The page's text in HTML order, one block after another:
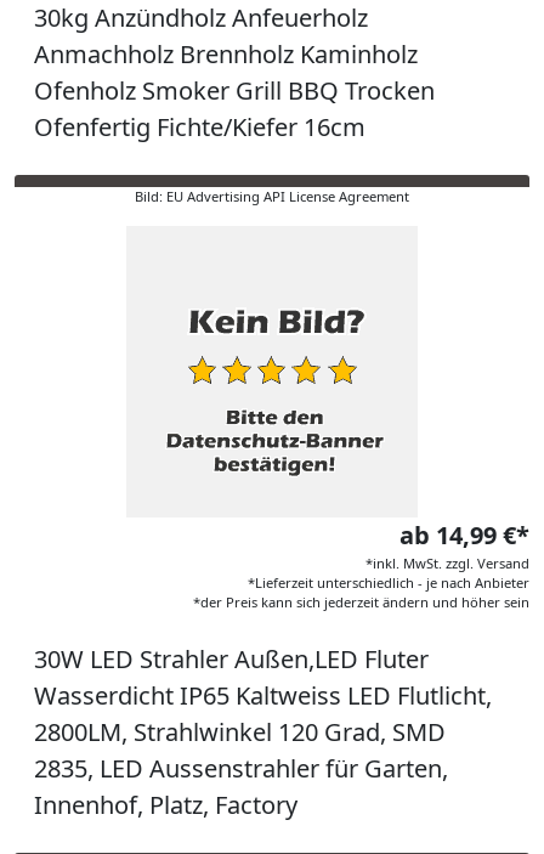
30kg Anzündholz Anfeuerholz
Anmachholz Brennholz Kaminholz
Ofenholz Smoker Grill BBQ Trocken
Ofenfertig Fichte/Kiefer 16cm
Bild: EU Advertising API License Agreement
ab 14,99 €*
*inkl. MwSt. zzgl. Versand
*Lieferzeit unterschiedlich - je nach Anbieter
*der Preis kann sich jederzeit ändern und höher sein
30W LED Strahler Außen,LED Fluter
Wasserdicht IP65 Kaltweiss LED Flutlicht,
2800LM, Strahlwinkel 120 Grad, SMD
2835, LED Aussenstrahler für Garten,
Innenhof, Platz, Factory